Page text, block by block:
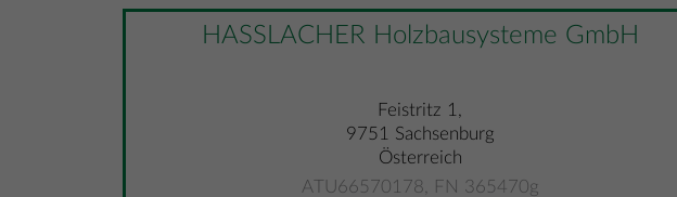
HASSLACHER Holzbausysteme GmbH
Feistritz 1,
9751 Sachsenburg
Österreich
ATU66570178, FN 365470g